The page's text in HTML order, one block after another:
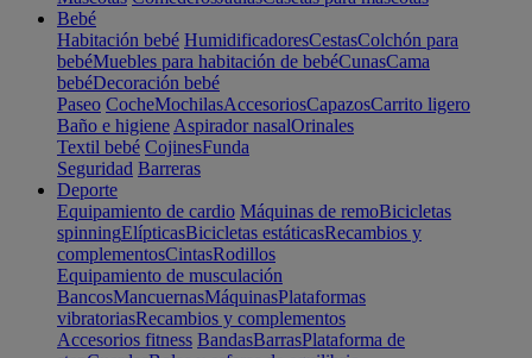
Bebé
Habitación bebé HumidificadoresCestasColchón para
bebéMuebles para habitación de bebéCunasCama
bebéDecoración bebé
Paseo CocheMochilasAccesoriosCapazosCarrito ligero
Baño e higiene Aspirador nasalOrinales
Textil bebé CojinesFunda
Seguridad Barreras
Deporte
Equipamiento de cardio Máquinas de remoBicicletas
spinningElípticasBicicletas estáticasRecambios y
complementosCintasRodillos
Equipamiento de musculación
BancosMancuernasMáquinasPlataformas
vibratoriasRecambios y complementos
Accesorios fitness BandasBarrasPlataforma de